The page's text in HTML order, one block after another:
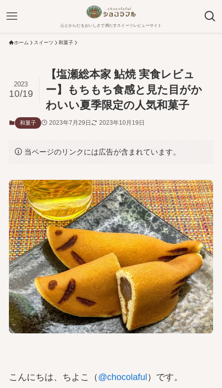
心とからだをおいしさで満たすスイーツレビューサイト
ホーム スイーツ 和菓子
【塩瀬総本家 鮎焼 実食レビュ
ー】もちもち食感と見た目がか
わいい夏季限定の人気和菓子
2023
10/19
和菓子 2023年7月29日 2023年10月19日
当ページのリンクには広告が含まれています。
こんにちは、ちよこ（ @chocolaful ）です。